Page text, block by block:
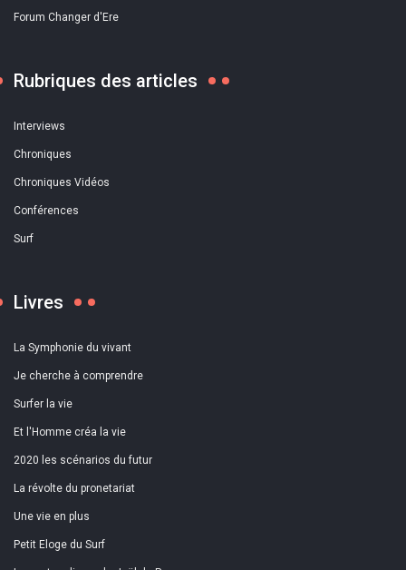
Forum Changer d'Ere
Rubriques des articles
Interviews
Chroniques
Chroniques Vidéos
Conférences
Surf
Livres
La Symphonie du vivant
Je cherche à comprendre
Surfer la vie
Et l'Homme créa la vie
2020 les scénarios du futur
La révolte du pronetariat
Une vie en plus
Petit Eloge du Surf